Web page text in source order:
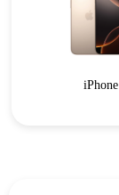
iPhone